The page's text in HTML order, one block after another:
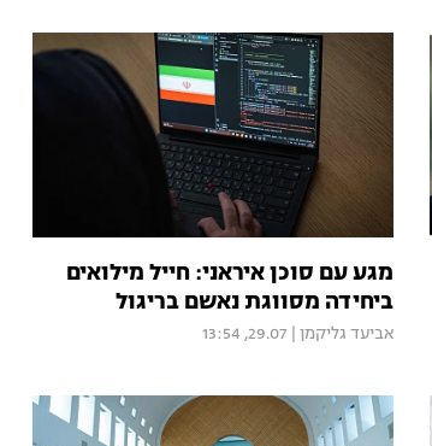
מגע עם סוכן איראני: חייל מילואים
ביחידה מסווגת נאשם בריגול
אביעד גליקמן 29.07, 13:54